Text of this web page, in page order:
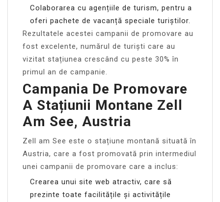
Colaborarea cu agențiile de turism, pentru a
oferi pachete de vacanță speciale turiștilor.
Rezultatele acestei campanii de promovare au
fost excelente, numărul de turiști care au
vizitat stațiunea crescând cu peste 30% în
primul an de campanie.
Campania De Promovare
A Stațiunii Montane Zell
Am See, Austria
Zell am See este o stațiune montană situată în
Austria, care a fost promovată prin intermediul
unei campanii de promovare care a inclus:
Crearea unui site web atractiv, care să
prezinte toate facilitățile și activitățile